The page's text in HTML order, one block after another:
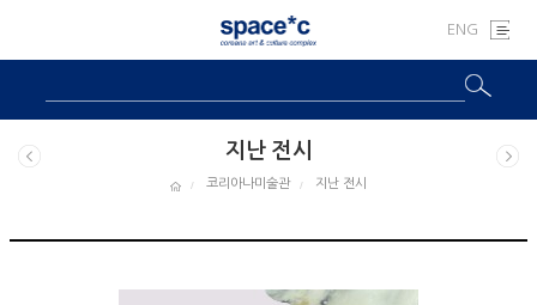
ENG
지난 전시
코리아나미술관 지난 전시